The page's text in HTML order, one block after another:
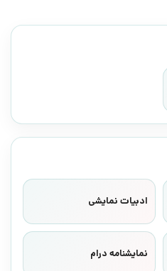
ادبیات نمایشی
نمایشنامه درام